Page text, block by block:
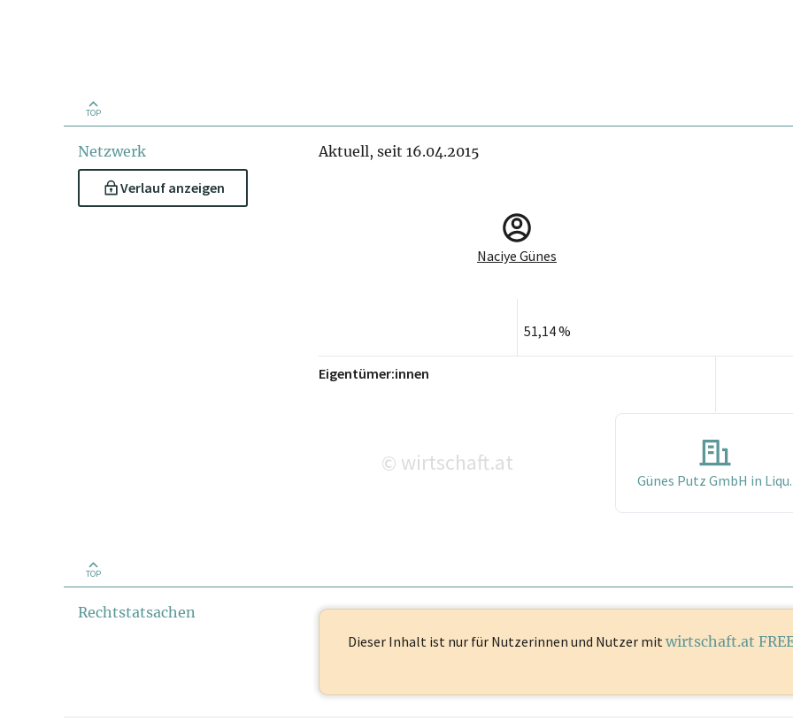
TOP
Netzwerk
Verlauf anzeigen
Aktuell, seit 16.04.2015
Naciye Günes
51,14 %
Eigentümer:innen
© wirtschaft.at
Günes Putz GmbH in Liqu.
TOP
Rechtstatsachen
Dieser Inhalt ist nur für Nutzerinnen und Nutzer mitwirtschaft.at